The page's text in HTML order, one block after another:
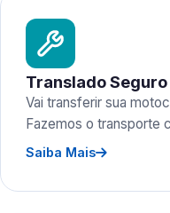
Translado
Vai transferir sua
Fazemos o transporte
Saiba Mais